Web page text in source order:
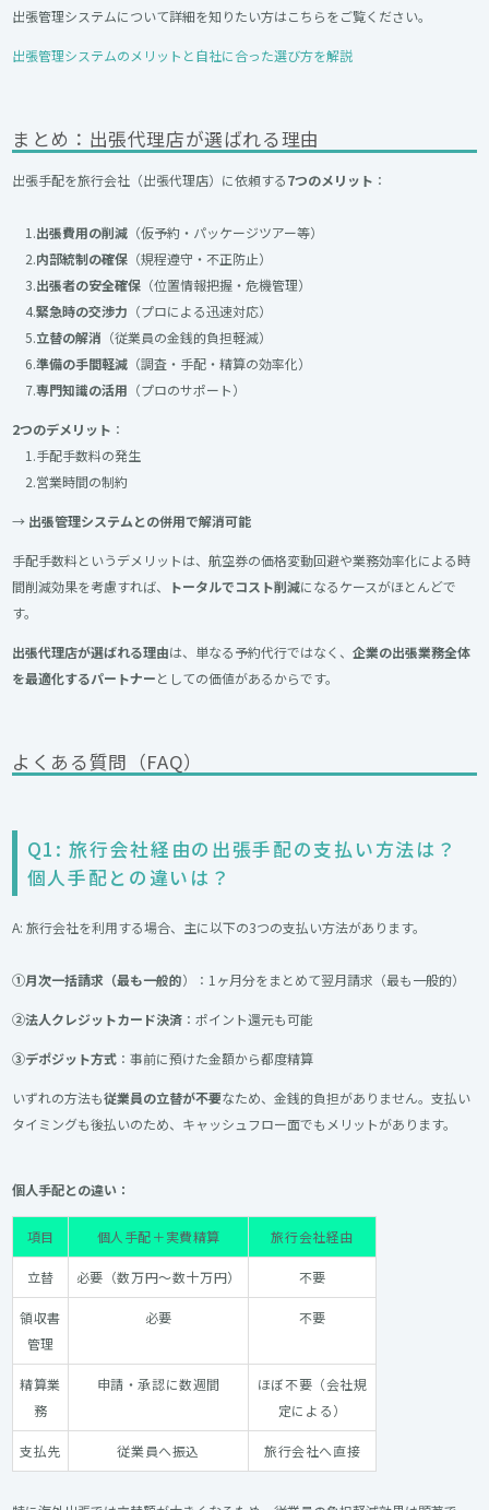
出張管理システムについて詳細を知りたい方はこちらをご覧ください。
出張管理システムのメリットと自社に合った選び方を解説
まとめ：出張代理店が選ばれる理由
出張手配を旅行会社（出張代理店）に依頼する7つのメリット ：
1.出張費用の削減 （仮予約・パッケージツアー等）
2.内部統制の確保 （規程遵守・不正防止）
3.出張者の安全確保 （位置情報把握・危機管理）
4.緊急時の交渉力 （プロによる迅速対応）
5.立替の解消 （従業員の金銭的負担軽減）
6.準備の手間軽減 （調査・手配・精算の効率化）
7.専門知識の活用 （プロのサポート）
2つのデメリット ：
1.手配手数料の発生
2.営業時間の制約
→ 出張管理システムとの併用で解消可能
手配手数料というデメリットは、航空券の価格変動回避や業務効率化による時
間削減効果を考慮すれば、
トータルでコスト削減になるケースがほとんどで
す。
出張代理店が選ばれる理由は、単なる予約代行ではなく、企業の出張業務全体
を最適化するパートナーとしての価値があるからです。
よくある質問（FAQ）
Q1: 旅行会社経由の出張手配の支払い方法は？
個人手配との違いは？
A: 旅行会社を利用する場合、主に以下の3つの支払い方法があります。
①月次一括請求（最も一般的）：1ヶ月分をまとめて翌月請求（最も一般的）
②法人クレジットカード決済 ：ポイント還元も可能
③デポジット方式 ：事前に預けた金額から都度精算
いずれの方法も従業員の立替が不要なため、金銭的負担がありません。支払い
タイミングも後払いのため、キャッシュフロー面でもメリットがあります。
個人手配との違い：
項目 個人手配＋実費精算 旅行会社経由
立替 必要（数万円～数十万円） 不要
領収書
管理
必要 不要
精算業
務
申請・承認に数週間
ほぼ不要（会社規
定による）
支払先 従業員へ振込 旅行会社へ直接